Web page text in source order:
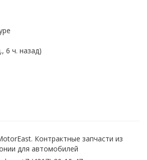
6 ч. назад)
Контрактные запчасти из
для автомобилей